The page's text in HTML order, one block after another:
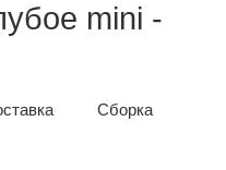
mini -
Сборка